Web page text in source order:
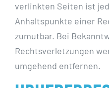
verlinkten Seiten ist
Anhaltspunkte einer
zumutbar. Bei
Rechtsverletzungen
umgehend entfernen.